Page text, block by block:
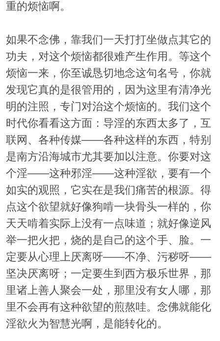
重的烦恼啊。
如果不念佛，靠我们一天打打坐做点其它的
功夫，对这个烦恼都很难产生作用。等这个
烦恼一来，你至诚恳切地念这句名号，你就
发现它真的是很管用的，因为这里有清净光
明的注照，专门对治这个烦恼的。我们这个
时代你看看这方面：导淫的东西太多了，互
联网、各种传媒——各种这样的东西，特别
是南方沿海城市尤其要加以注意。你要对这
个淫——这种邪淫——这种淫欲，要有一个
如实的观照，它实在是我们痛苦的根源。得
点这个欲望就好像狗啃一块骨头一样的，你
天天啃着实际上没有一点味道；就好像逆风
举一把火把，烧的是自己的这个手、脸。一
定要从心理上厌离呀——不净、污秽呀——
坚决厌离呀；一定要生到西方极乐世界，那
里诸上善人聚会一处，那里没有女人哪，那
里不会再有这种欲望的煎熬哇。念佛就能化
淫欲火为智慧光啊，是能转化的。